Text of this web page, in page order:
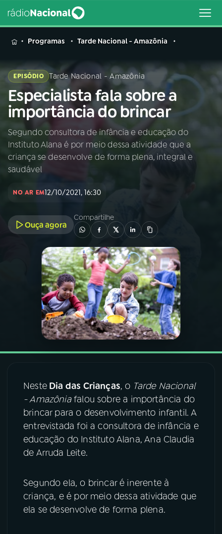
MENU
Buscar
na
Rádio
Nacional
Buscar
AO VIVO
PROGRAMAÇÃO
PROGRAMAS
PODCASTS
08 FESTIVAL DE MÚSICA
ACOMPANHE A RÁDIO NACIONAL
Instagram X
TikTok
Programas Tarde Nacional - Amazônia
EPISÓDIO Tarde Nacional - Amazônia
Especialista fala sobre a
importância do brincar
Segundo consultora de infância e educação do
Instituto Alana é por meio dessa atividade que a
criança se desenvolve de forma plena, integral e
saudável
NO AR EM12/10/2021, 16:30
Ouça agora
Compartilhe
NesteDia das Crianças, o Tarde Nacional
- Amazôniafalou sobre a importância do
brincar para o desenvolvimento infantil. A
entrevistada foi a consultora de infância e
educação do Instituto Alana, Ana Claudia
de Arruda Leite.
Segundo ela, o brincar é inerente à
criança, e é por meio dessa atividade que
ela se desenvolve de forma plena.